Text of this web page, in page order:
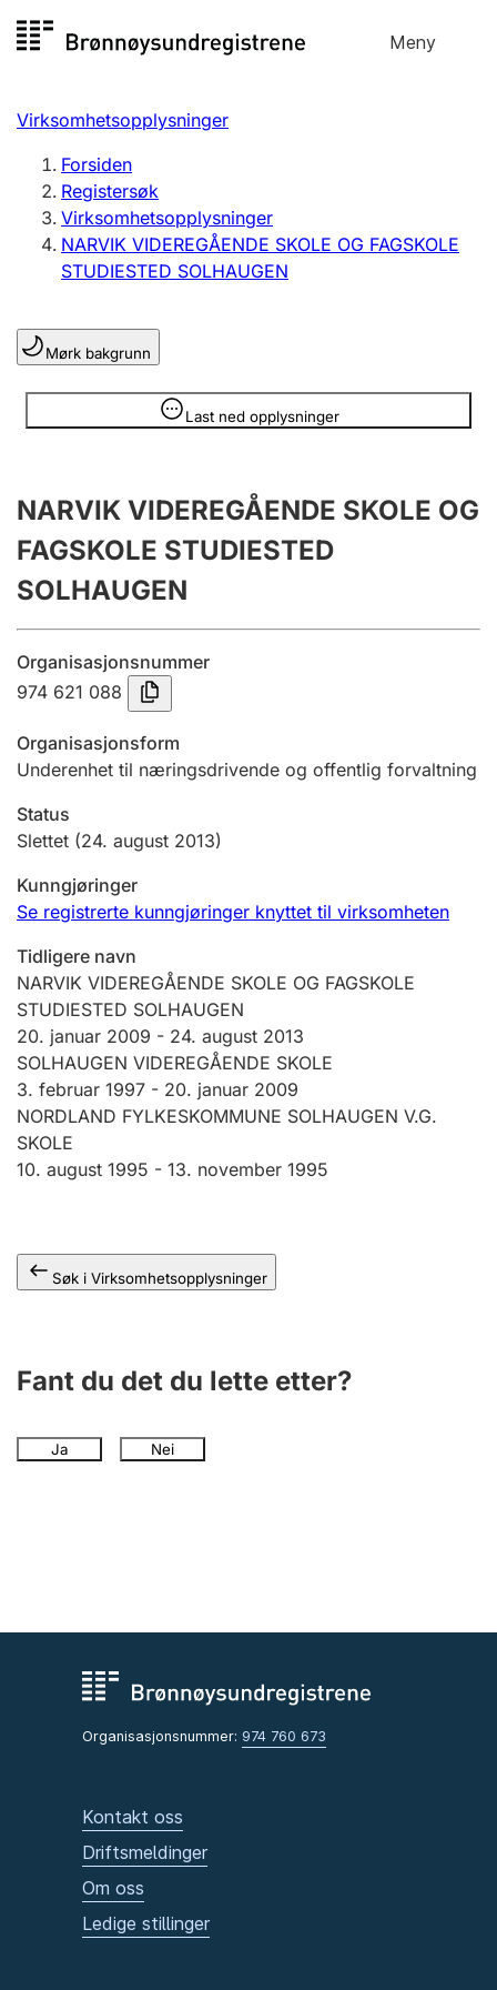
til
Meny
Registersøk
Aksjeselskap
Enkeltpersonforetak
Registrere, endre, slette
Lag og forening
Registrere, endre, slette
Årsregnskap
Innsending og forsinkelsesgebyr
Jeger
Betaling og jegeravgiftskort
Ektepaktveileder
Offentlig sektor
Andre tema
Virksomhetsopplysninger
Forsiden
Registersøk
Virksomhetsopplysninger
NARVIK VIDEREGÅENDE SKOLE OG FAGSKOLE
STUDIESTED SOLHAUGEN
Mørk bakgrunn
Last ned opplysninger
Opplysninger er skjult
NARVIK VIDEREGÅENDE SKOLE OG
FAGSKOLE STUDIESTED
SOLHAUGEN
Organisasjonsnummer
974 621 088
Organisasjonsform
Underenhet til næringsdrivende og offentlig forvaltning
Status
Slettet (24. august 2013)
Kunngjøringer
Se registrerte kunngjøringer knyttet til virksomheten
Tidligere navn
NARVIK VIDEREGÅENDE SKOLE OG FAGSKOLE
STUDIESTED SOLHAUGEN
20. januar 2009 - 24. august 2013
SOLHAUGEN VIDEREGÅENDE SKOLE
3. februar 1997 - 20. januar 2009
NORDLAND FYLKESKOMMUNE SOLHAUGEN V.G.
SKOLE
10. august 1995 - 13. november 1995
Søk i Virksomhetsopplysninger
Fant du det du lette etter?
Ja Nei
Organisasjonsnummer: 974 760 673
Kontakt oss
Driftsmeldinger
Om oss
Ledige stillinger